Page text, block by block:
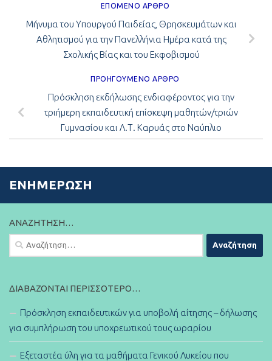
ΕΠΌΜΕΝΟ ΆΡΘΡΟ
Μήνυμα του Υπουργού Παιδείας, Θρησκευμάτων και
Αθλητισμού για την Πανελλήνια Ημέρα κατά της
Σχολικής Βίας και του Εκφοβισμού
ΠΡΟΗΓΟΎΜΕΝΟ ΆΡΘΡΟ
Πρόσκληση εκδήλωσης ενδιαφέροντος για την
τριήμερη εκπαιδευτική επίσκεψη μαθητών/τριών
Γυμνασίου και Λ.Τ. Καρυάς στο Ναύπλιο
ΕΝΗΜΈΡΩΣΗ
ΑΝΑΖΉΤΗΣΗ…
Αναζήτηση
για:
ΔΙΑΒΆΖΟΝΤΑΙ ΠΕΡΙΣΣΌΤΕΡΟ…
Πρόσκληση εκπαιδευτικών για υποβολή αίτησης – δήλωσης
για συμπλήρωση του υποχρεωτικού τους ωραρίου
Εξεταστέα ύλη για τα μαθήματα Γενικού Λυκείου που